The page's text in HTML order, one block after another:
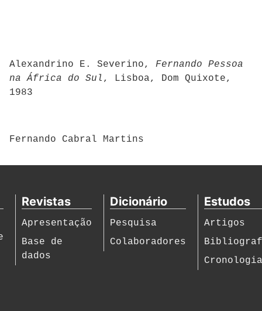
Alexandrino E. Severino, Fernando Pessoa
na África do Sul , Lisboa, Dom Quixote,
1983
Fernando Cabral Martins
Revistas
Apresentação
Base de
dados
Dicionário
Pesquisa
Colaboradores
Estudos
Artigos